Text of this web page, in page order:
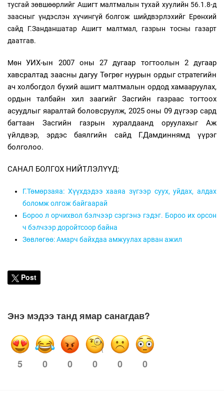
тусгай зөвшөөрлийг Ашигт малтмалын тухай хуулийн 56.1.8-д
заасныг үндэслэн хүчингүй болгож шийдвэрлэхийг Ерөнхий
сайд Г.Занданшатар Ашигт малтмал, газрын тосны газарт
даатгав.
МөнУИХ-ын 2007 оны 27 дугаар тогтоолын 2 дугаар
хавсралтад заасны дагуу Төгрөг нуурын ордыг стратегийн
ач холбогдол бүхий ашигт малтмалын ордод хамааруулах,
ордын талбайн хил заагийг Засгийн газраас тогтоох
асуудлыг яаралтай боловсруулж, 2025 оны 09 дүгээр сард
багтаан Засгийн газрын хуралдаанд оруулахыг Аж
үйлдвэр, эрдэс баялгийн сайд Г.Дамдиннямд үүрэг
болголоо.
САНАЛ БОЛГОХ НИЙТЛЭЛҮҮД:
Г.Төмөрзаяа: Хүүхдэдээ хааяа зүгээр суух, уйдах, алдах
боломж олгож байгаарай
Бороо л орчихвол бэлчээр сэргэнэ гэдэг. Бороо их орсон
ч бэлчээр доройтсоор байна
Зөвлөгөө: Амарч байхдаа амжуулах арван ажил
Post
Энэ мэдээ танд ямар санагдав?
5 0 0 0 0 0